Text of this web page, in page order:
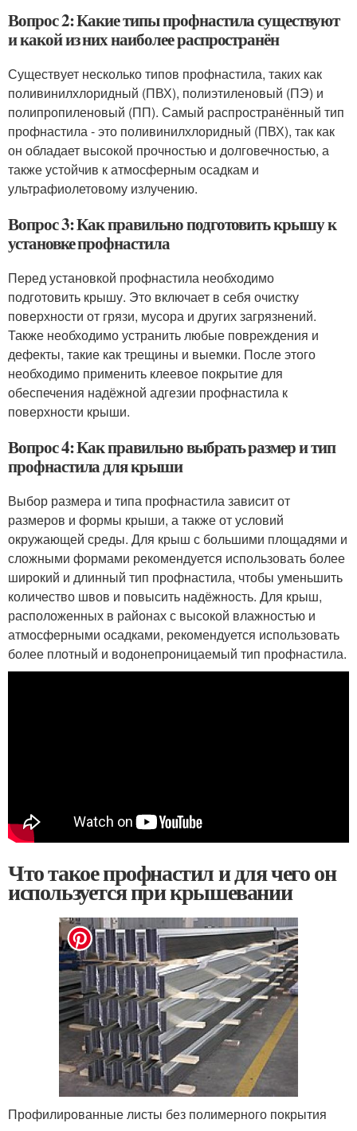
Вопрос 2: Какие типы профнастила существуют
и какой из них наиболее распространён
Существует несколько типов профнастила, таких как
поливинилхлоридный (ПВХ), полиэтиленовый (ПЭ) и
полипропиленовый (ПП). Самый распространённый тип
профнастила - это поливинилхлоридный (ПВХ), так как
он обладает высокой прочностью и долговечностью, а
также устойчив к атмосферным осадкам и
ультрафиолетовому излучению.
Вопрос 3: Как правильно подготовить крышу к
установке профнастила
Перед установкой профнастила необходимо
подготовить крышу. Это включает в себя очистку
поверхности от грязи, мусора и других загрязнений.
Также необходимо устранить любые повреждения и
дефекты, такие как трещины и выемки. После этого
необходимо применить клеевое покрытие для
обеспечения надёжной адгезии профнастила к
поверхности крыши.
Вопрос 4: Как правильно выбрать размер и тип
профнастила для крыши
Выбор размера и типа профнастила зависит от
размеров и формы крыши, а также от условий
окружающей среды. Для крыш с большими площадями и
сложными формами рекомендуется использовать более
широкий и длинный тип профнастила, чтобы уменьшить
количество швов и повысить надёжность. Для крыш,
расположенных в районах с высокой влажностью и
атмосферными осадками, рекомендуется использовать
более плотный и водонепроницаемый тип профнастила.
Что такое профнастил и для чего он
используется при крышевании
Профилированные листы без полимерного покрытия